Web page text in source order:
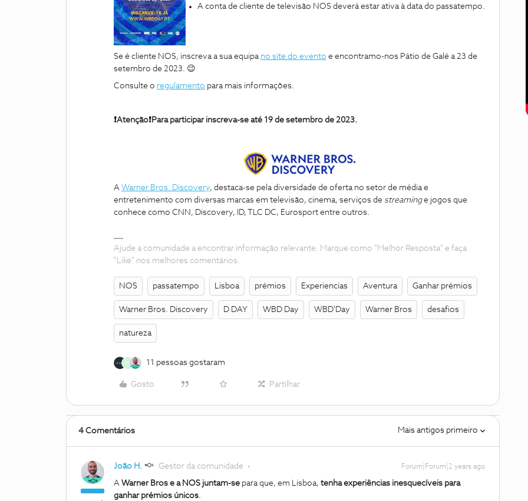
A conta de cliente de televisão NOS deverá estar ativa à data do passatempo.
Se é cliente NOS, inscreva a sua equipa no site do evento e encontramo-nos Pátio de Galé a 23 de
setembro de 2023. 😉
Consulte o regulamento para mais informações.
❗️Atenção❗️Para participar inscreva-se até 19 de setembro de 2023.
A Warner Bros. Discovery, destaca-se pela diversidade de oferta no setor de média e
entretenimento com diversas marcas em televisão, cinema, serviços de streaminge jogos que
conhece como CNN, Discovery, ID, TLC DC, Eurosport entre outros.
Ajude a comunidade a encontrar informação relevante. Marque como "Melhor Resposta" e faça
"Like" nos melhores comentários.
NOS passatempo Lisboa prémios Experiencias Aventura Ganhar prémios
Warner Bros. Discovery D DAY WBD Day WBD'Day Warner Bros desafios
natureza
M 11 pessoas gostaram
Gosto Partilhar
4 Comentários Mais antigos primeiro
João H. Gestor da comunidade Forum|Forum|2 years ago
A Warner Bros e a NOS juntam-se para que, em Lisboa, tenha experiências inesquecíveis para
ganhar prémios únicos.